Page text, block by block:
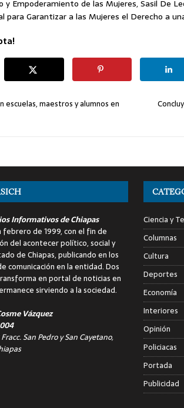
y Empoderamiento de las Mujeres, Sasil De
para Garantizar a las Mujeres el Derecho a
escuelas, maestros y alumnos en
Informativos de Chiapas
febrero de 1999, con el fin de
del acontecer político, social y
de Chiapas, publicando en los
comunicación en la entidad. Dos
en portal de noticias en
sirviendo a la sociedad.
Vázquez
San Pedro y San Cayetano,
Ciencia y
Columnas
Cultura
Deportes
Economía
Interiores
Opinión
Policiacas
Portada
Publicidad